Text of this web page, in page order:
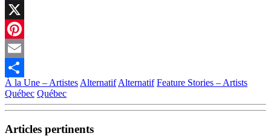
Facebook
X
Pinterest
Email
Partager
À la Une – Artistes Alternatif Alternatif Feature Stories – Artists
Québec Québec
Articles pertinents